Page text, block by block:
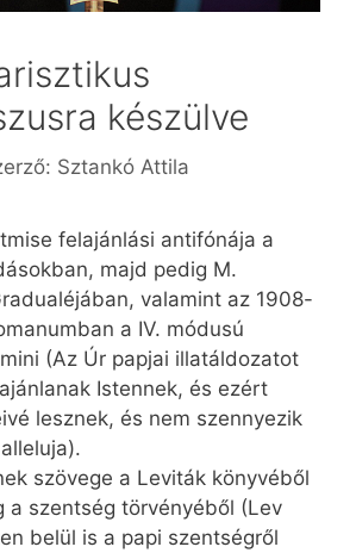
készülve
Sztankó Attila
felajánlási antifónája a
majd pedig M.
valamint az 1908-
a IV. módusú
(Az Úr papjai illatáldozatot
Istennek, és ezért
lesznek, és nem szennyezik
szövege a Leviták könyvéből
a szentség törvényéből (Lev
belül is a papi szentségről